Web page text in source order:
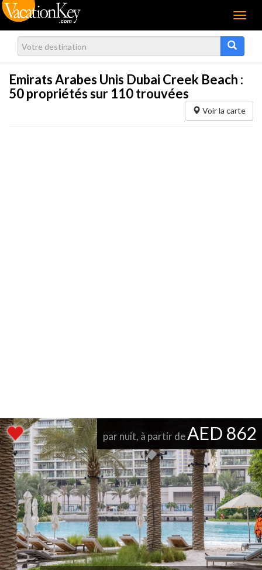
Menu
Emirats Arabes Unis Dubai Creek Beach :
50propriétés sur 110 trouvées
Voir la carte
par nuit, à partir deAED 862